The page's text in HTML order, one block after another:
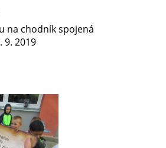
na chodník spojená
9. 2019